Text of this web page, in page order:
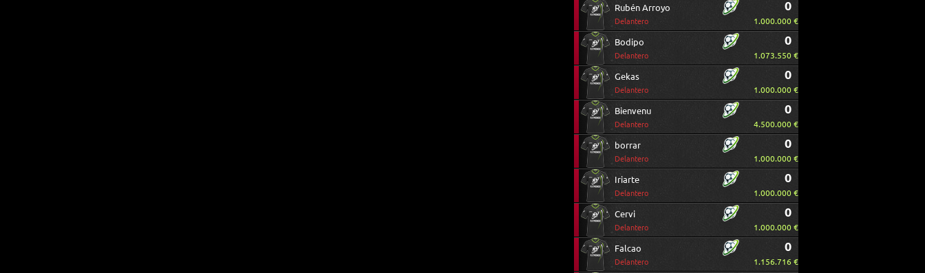
Rubén Arroyo
Delantero
0
1.000.000 €
Bodipo
Delantero
0
1.073.550 €
Gekas
Delantero
0
1.000.000 €
Bienvenu
Delantero
0
4.500.000 €
borrar
Delantero
0
1.000.000 €
Iriarte
Delantero
0
1.000.000 €
Cervi
Delantero
0
1.000.000 €
Falcao
Delantero
0
1.156.716 €